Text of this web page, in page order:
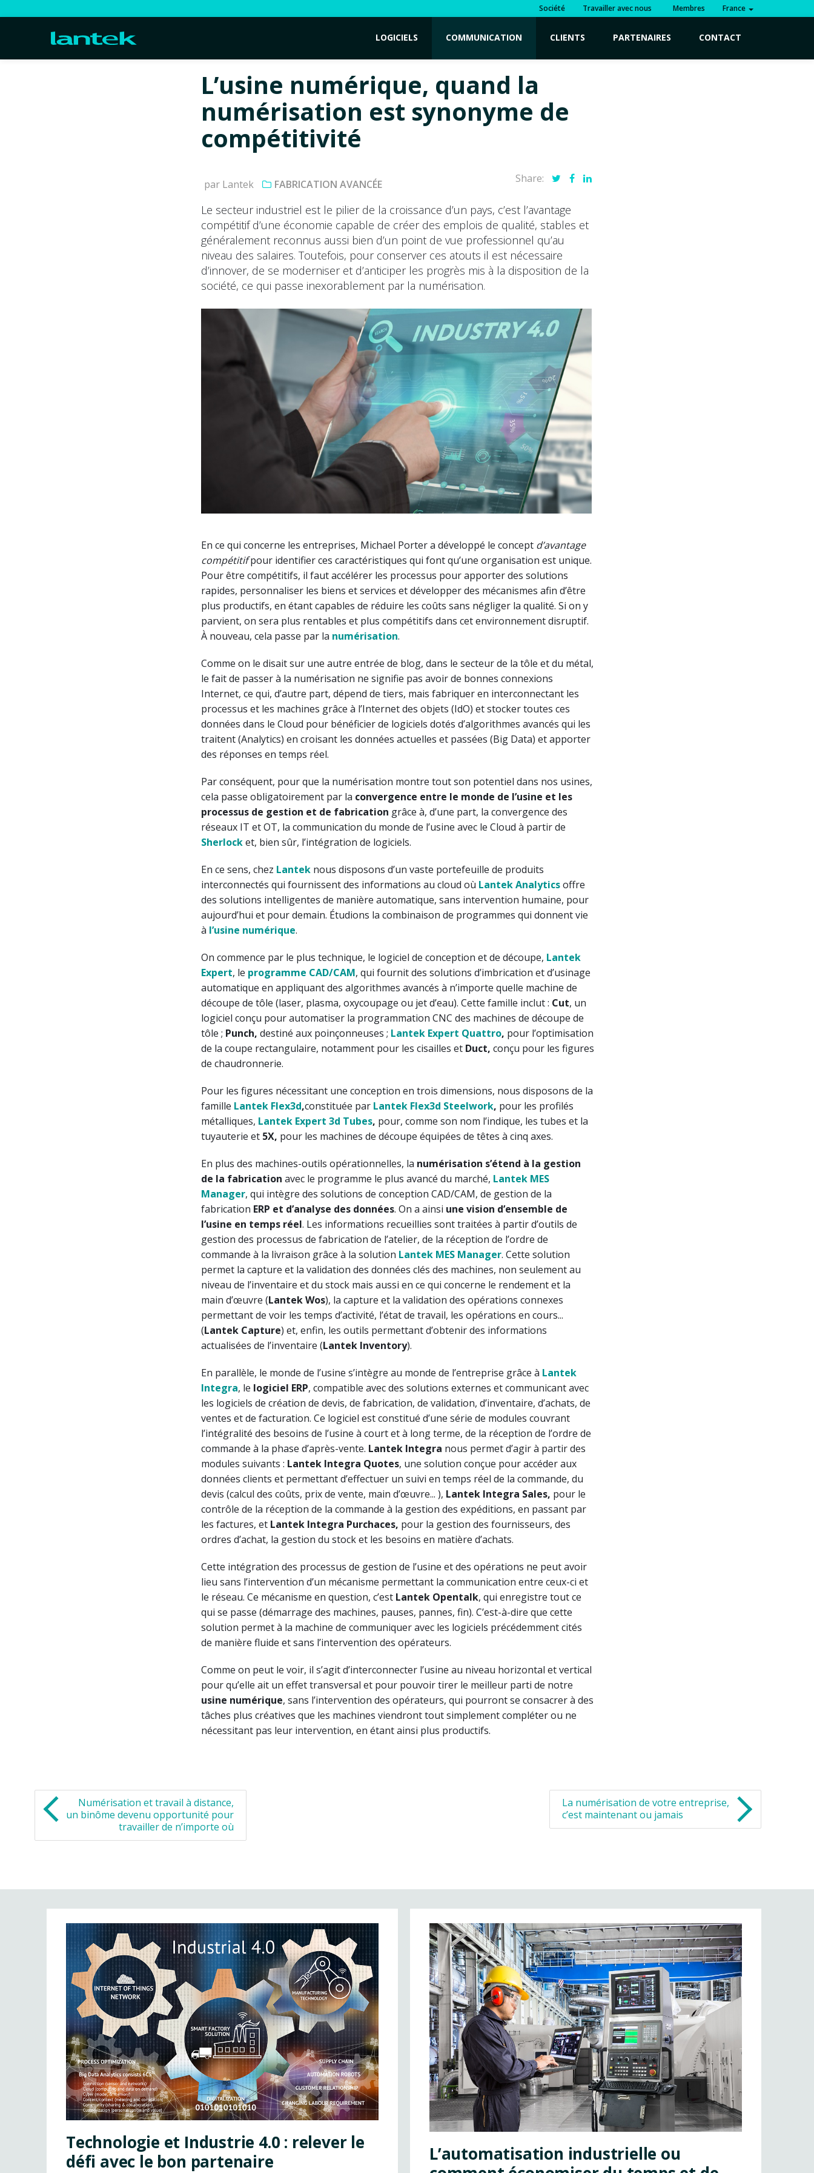
Société Travailler avec nous Membres France
LOGICIELS COMMUNICATION CLIENTS PARTENAIRES CONTACT
L’usine numérique, quand la
numérisation est synonyme de
compétitivité
par Lantek FABRICATION AVANCÉE Share:
Le secteur industriel est le pilier de la croissance d’un pays, c’est l’avantage
compétitif d’une économie capable de créer des emplois de qualité, stables et
généralement reconnus aussi bien d’un point de vue professionnel qu’au
niveau des salaires. Toutefois, pour conserver ces atouts il est nécessaire
d’innover, de se moderniser et d’anticiper les progrès mis à la disposition de la
société, ce qui passe inexorablement par la numérisation.
En ce qui concerne les entreprises, Michael Porter a développé le concept d’avantage
compétitifpour identifier ces caractéristiques qui font qu’une organisation est unique.
Pour être compétitifs, il faut accélérer les processus pour apporter des solutions
rapides, personnaliser les biens et services et développer des mécanismes afin d’être
plus productifs, en étant capables de réduire les coûts sans négliger la qualité. Si on y
parvient, on sera plus rentables et plus compétitifs dans cet environnement disruptif.
À nouveau, cela passe par la numérisation.
Comme on le disait sur une autre entrée de blog, dans le secteur de la tôle et du métal,
le fait de passer à la numérisation ne signifie pas avoir de bonnes connexions
Internet, ce qui, d’autre part, dépend de tiers, mais fabriquer en interconnectant les
processus et les machines grâce à l’Internet des objets (IdO) et stocker toutes ces
données dans le Cloud pour bénéficier de logiciels dotés d’algorithmes avancés qui les
traitent (Analytics) en croisant les données actuelles et passées (Big Data) et apporter
des réponses en temps réel.
Par conséquent, pour que la numérisation montre tout son potentiel dans nos usines,
cela passe obligatoirement par la convergence entre le monde de l’usine et les
processus de gestion et de fabrication grâce à, d’une part, la convergence des
réseaux IT et OT, la communication du monde de l’usine avec le Cloud à partir de
Sherlocket, bien sûr, l’intégration de logiciels.
En ce sens, chez Lantek nous disposons d’un vaste portefeuille de produits
interconnectés qui fournissent des informations au cloud où Lantek Analyticsoffre
des solutions intelligentes de manière automatique, sans intervention humaine, pour
aujourd’hui et pour demain. Étudions la combinaison de programmes qui donnent vie
à l’usine numérique.
On commence par le plus technique, le logiciel de conception et de découpe, Lantek
Expert, le programme CAD/CAM, qui fournit des solutions d’imbrication et d’usinage
automatique en appliquant des algorithmes avancés à n’importe quelle machine de
découpe de tôle (laser, plasma, oxycoupage ou jet d’eau). Cette famille inclut : Cut, un
logiciel conçu pour automatiser la programmation CNC des machines de découpe de
tôle ; Punch, destiné aux poinçonneuses ; Lantek Expert Quattro, pour l’optimisation
de la coupe rectangulaire, notamment pour les cisailles et Duct, conçu pour les figures
de chaudronnerie.
Pour les figures nécessitant une conception en trois dimensions, nous disposons de la
famille Lantek Flex3d,constituée par Lantek Flex3d Steelwork, pour les profilés
métalliques, Lantek Expert 3d Tubes, pour, comme son nom l’indique, les tubes et la
tuyauterie et 5X, pour les machines de découpe équipées de têtes à cinq axes.
En plus des machines-outils opérationnelles, la numérisation s’étend à la gestion
de la fabrication avec le programme le plus avancé du marché, Lantek MES
Manager, qui intègre des solutions de conception CAD/CAM, de gestion de la
fabrication ERP et d’analyse des données. On a ainsi une vision d’ensemble de
l’usine en temps réel. Les informations recueillies sont traitées à partir d’outils de
gestion des processus de fabrication de l’atelier, de la réception de l’ordre de
commande à la livraison grâce à la solution Lantek MES Manager. Cette solution
permet la capture et la validation des données clés des machines, non seulement au
niveau de l’inventaire et du stock mais aussi en ce qui concerne le rendement et la
main d’œuvre (LantekWos), la capture et la validation des opérations connexes
permettant de voir les temps d’activité, l’état de travail, les opérations en cours...
(Lantek Capture) et, enfin, les outils permettant d’obtenir des informations
actualisées de l’inventaire (Lantek Inventory).
En parallèle, le monde de l’usine s’intègre au monde de l’entreprise grâce à Lantek
Integra, le logiciel ERP, compatible avec des solutions externes et communicant avec
les logiciels de création de devis, de fabrication, de validation, d’inventaire, d’achats, de
ventes et de facturation. Ce logiciel est constitué d’une série de modules couvrant
l’intégralité des besoins de l’usine à court et à long terme, de la réception de l’ordre de
commande à la phase d’après-vente. Lantek Integra nous permet d’agir à partir des
modules suivants : Lantek Integra Quotes, une solution conçue pour accéder aux
données clients et permettant d’effectuer un suivi en temps réel de la commande, du
devis (calcul des coûts, prix de vente, main d’œuvre... ), Lantek Integra Sales, pour le
contrôle de la réception de la commande à la gestion des expéditions, en passant par
les factures, et Lantek Integra Purchaces, pour la gestion des fournisseurs, des
ordres d’achat, la gestion du stock et les besoins en matière d’achats.
Cette intégration des processus de gestion de l’usine et des opérations ne peut avoir
lieu sans l’intervention d’un mécanisme permettant la communication entre ceux-ci et
le réseau. Ce mécanisme en question, c’est Lantek Opentalk, qui enregistre tout ce
qui se passe (démarrage des machines, pauses, pannes, fin). C’est-à-dire que cette
solution permet à la machine de communiquer avec les logiciels précédemment cités
de manière fluide et sans l’intervention des opérateurs.
Comme on peut le voir, il s’agit d’interconnecter l’usine au niveau horizontal et vertical
pour qu’elle ait un effet transversal et pour pouvoir tirer le meilleur parti de notre
usine numérique, sans l’intervention des opérateurs, qui pourront se consacrer à des
tâches plus créatives que les machines viendront tout simplement compléter ou ne
nécessitant pas leur intervention, en étant ainsi plus productifs.
Numérisation et travail à distance,
un binôme devenu opportunité pour
travailler de n’importe où
La numérisation de votre entreprise,
c’est maintenant ou jamais
Technologie et Industrie 4.0 : relever le
défi avec le bon partenaire
L’automatisation industrielle ou